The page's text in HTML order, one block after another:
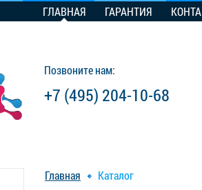
ГЛАВНАЯ ГАРАНТИЯ
Позвоните нам:
+7 (495) 204-10-68
Главная Каталог